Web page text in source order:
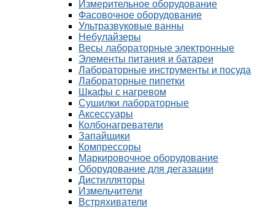
Измерительное оборудование
Фасовочное оборудование
Ультразвуковые ванны
Небулайзеры
Весы лабораторные электронные
Элементы питания и батареи
Лабораторные инструменты и посуда
Лабораторные пипетки
Шкафы с нагревом
Сушилки лабораторные
Аксессуары
Колбонагреватели
Запайщики
Компрессоры
Маркировочное оборудование
Оборудование для дегазации
Дистилляторы
Измельчители
Встряхиватели